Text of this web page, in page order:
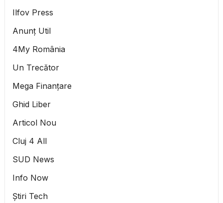
Ilfov Press
Anunț Util
4My România
Un Trecător
Mega Finanțare
Ghid Liber
Articol Nou
Cluj 4 All
SUD News
Info Now
Știri Tech